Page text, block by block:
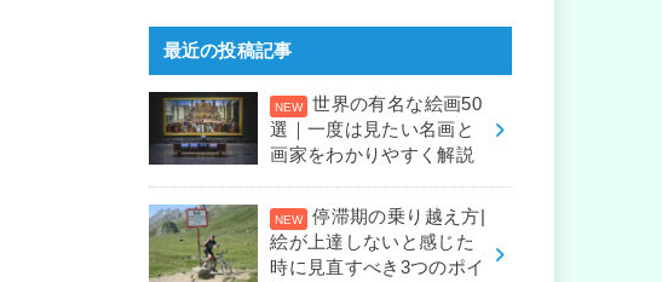
最近の投稿記事
世界の有名な絵画50
選｜一度は見たい名画と
画家をわかりやすく解説
停滞期の乗り越え方|
絵が上達しないと感じた
時に見直すべき3つのポイ